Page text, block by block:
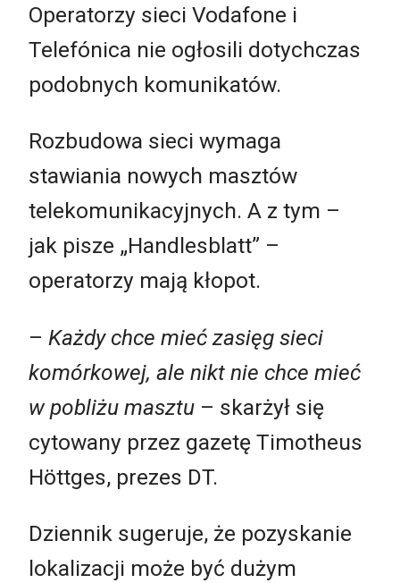
Operatorzy sieci Vodafone i
Telefónica nie ogłosili dotychczas
podobnych komunikatów.
Rozbudowa sieci wymaga
stawiania nowych masztów
telekomunikacyjnych. A z tym –
jak pisze „Handlesblatt” –
operatorzy mają kłopot.
– Każdy chce mieć zasięg sieci
komórkowej, ale nikt nie chce mieć
w pobliżu masztu – skarżył się
cytowany przez gazetę Timotheus
Höttges, prezes DT.
Dziennik sugeruje, że pozyskanie
lokalizacji może być dużym